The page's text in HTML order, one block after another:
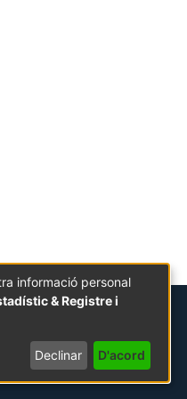
informació personal
& Registre i
Declinar D'acord